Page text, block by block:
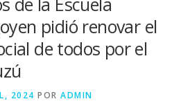
HCD CALENDARIO FISCAL
pidió renovar el
de todos por el
2024 POR ADMIN